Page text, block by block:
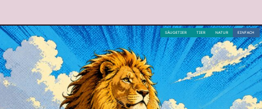
EINFACH
NATUR
TIER
SÄUGETIER